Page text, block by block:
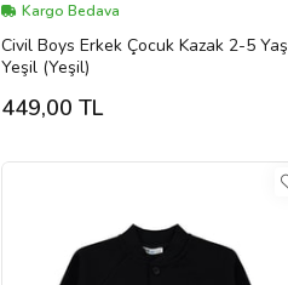
Kargo Bedava
Civil Boys Erkek Çocuk Kazak 2-5 Yaş
Yeşil (Yeşil)
449,00 TL